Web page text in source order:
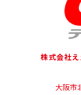
株式会社
大阪市